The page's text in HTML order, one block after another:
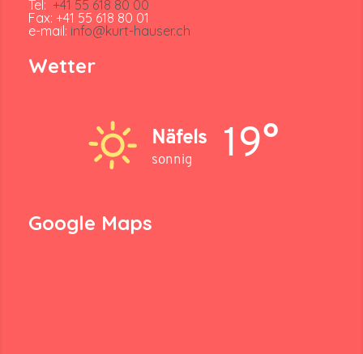
Tel: +41 55 618 80 00
Fax: +41 55 618 80 01
e-mail: info@kurt-hauser.ch
Wetter
Näfels
sonnig 19°
Google Maps